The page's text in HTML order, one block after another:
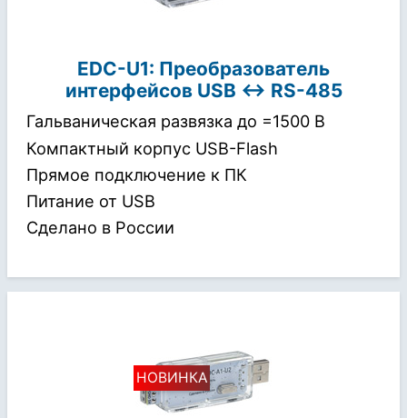
EDC-U1: Преобразователь
интерфейсов USB ↔ RS-485
Гальваническая развязка до =1500 В
Компактный корпус USB-Flash
Прямое подключение к ПК
Питание от USB
Сделано в России